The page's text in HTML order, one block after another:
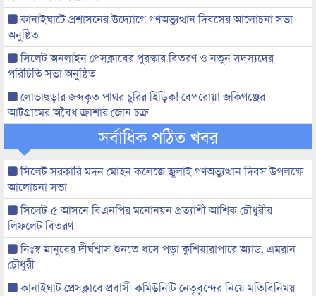
কানাইঘাটে প্রশাসনের উদ্যোগে গণঅভ্যুত্থান দিবসের আলোচনা সভা
অনুষ্ঠিত
সিলেট অনলাইন প্রেসক্লাবের পুরস্কার বিতরণ ও নতুন সদস্যদের
পরিচিতি সভা অনুষ্ঠিত
লোভাছড়ার জব্দকৃত পাথর চুরির হিড়িক! বেপরোয়া জকিগঞ্জের
আটগ্রামের অবৈধ ক্রাশার জোন চক্র
সর্বাধিক পঠিত খবর
সিলেট সরকারি মদন মোহন কলেজে জুলাই গণঅভ্যুত্থান দিবস উপলক্ষে
আলোচনা সভা
সিলেট-৫ আসনে বিএনপির মনোনয়ন প্রত্যাশী আশিক চৌধুরীর
লিফলেট বিতরণ
নিঃস্ব মানুষের দীর্ঘশ্বাস শুনতে ধসে পড়া কুশিয়ারাপারে অ্যাড. এমরান
চৌধুরী
কানাইঘাট প্রেসক্লাবে প্রবাসী কমিউনিটি নেতৃবৃন্দের নিয়ে মতিবিনিময়